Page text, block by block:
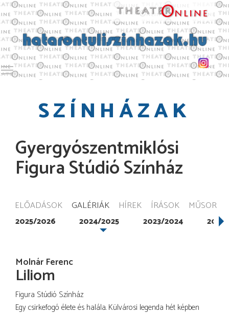
Toggle main menu visibility
SZÍNHÁZAK
Gyergyószentmiklósi
Figura Stúdió Színház
ELŐADÁSOK GALÉRIÁK HÍREK ÍRÁSOK MŰSOR
2025/2026 2024/2025 2023/2024
Molnár Ferenc
Liliom
Figura Stúdió Színház
Egy csirkefogó élete és halála. Külvárosi legenda hét képben